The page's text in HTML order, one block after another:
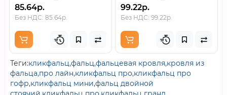
85.64р.
Без НДС: 85.64р.
99.22р.
Без НДС: 99.22р.
Теги:кликфальц,фальц,фальцевая кровля,кровля из
фальца,про лайн,кликфальц про,кликфальц про
гофр,кликфальц мини,фальц двойной